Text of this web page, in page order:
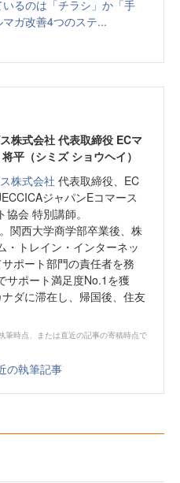
るのは「チラシ」か「手
ガ改善4つのステ...
株式会社 代表取締役 ECマ
平（シミズ ショウヘイ）
株式会社 代表取締役、EC
ジャパンEコマース
会 特別講師。
関西大学商学部卒業後、株
・トレイン・インターネッ
サポート部門の責任者を務
サポート満足度No.1を獲
ダに滞在し、帰国後、住友
筆時点、または直近の記事の寄稿時点で
の執筆記事